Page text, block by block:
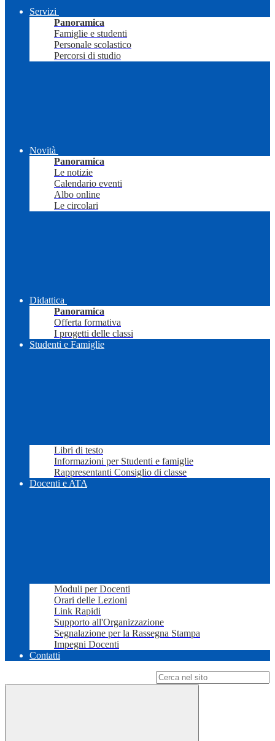
Servizi
Panoramica
Famiglie e studenti
Personale scolastico
Percorsi di studio
Novità
Panoramica
Le notizie
Calendario eventi
Albo online
Le circolari
Didattica
Panoramica
Offerta formativa
I progetti delle classi
Studenti e Famiglie
Libri di testo
Informazioni per Studenti e famiglie
Rappresentanti Consiglio di classe
Docenti e ATA
Moduli per Docenti
Orari delle Lezioni
Link Rapidi
Supporto all'Organizzazione
Segnalazione per la Rassegna Stampa
Impegni Docenti
Contatti